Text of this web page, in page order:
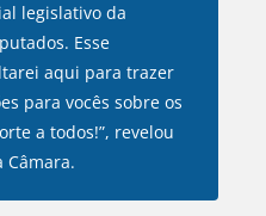
legislativo da
Esse
aqui para trazer
para vocês sobre os
a todos!”, revelou
Câmara.